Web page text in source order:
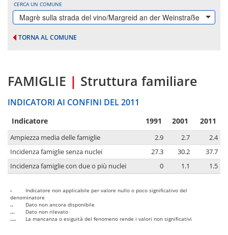
CERCA UN COMUNE
Magrè sulla strada del vino/Margreid an der Weinstraße
TORNA AL COMUNE
FAMIGLIE | Struttura familiare
INDICATORI AI CONFINI DEL 2011
Indicatore 1991 2001 2011
Ampiezza media delle famiglie 2.9 2.7
2.4
Incidenza famiglie senza nuclei
27.3 30.2
37.7
Incidenza famiglie con due o più nuclei
0 1.1 1.5
-
Indicatore non applicabile per valore nullo o poco significativo del
denominatore
..
Dato non ancora disponibile
...
Dato non rilevato
....
La mancanza o esiguità del fenomeno rende i valori non significativi